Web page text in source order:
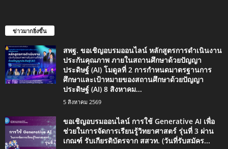
ข่าวมากยิ่งขึ้น
สพฐ. ขอเชิญอบรมออนไลน์ หลักสูตรการดำเนินงาน
ประกันคุณภาพ ภายในสถานศึกษาด้วยปัญญา
ประดิษฐ์ (AI) โมดูลที่ 2 การกำหนดมาตรฐานการ
ศึกษาและเป้าหมายของสถานศึกษาด้วยปัญญา
ประดิษฐ์ (AI) 8 สิงหาคม...
5 สิงหาคม 2569
ขอเชิญอบรมออนไลน์ การใช้ Generative AI เพื่อ
ช่วยในการจัดการเรียนรู้วิทยาศาสตร์ รุ่นที่ 3 ผ่าน
เกณฑ์ รับเกียรติบัตรจาก สสวท. (วันที่รับสมัคร...